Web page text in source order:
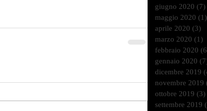
giugno 2020 (7)
maggio 2020 (1)
aprile 2020 (3)
marzo 2020 (1)
febbraio 2020
gennaio 2020
dicembre 2019
novembre 2019
ottobre 2019 (3)
settembre 2019